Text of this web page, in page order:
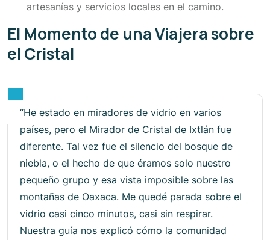
artesanías y servicios locales en el camino.
El Momento de una Viajera sobre
el Cristal
“He estado en miradores de vidrio en varios
países, pero el Mirador de Cristal de Ixtlán fue
diferente. Tal vez fue el silencio del bosque de
niebla, o el hecho de que éramos solo nuestro
pequeño grupo y esa vista imposible sobre las
montañas de Oaxaca. Me quedé parada sobre el
vidrio casi cinco minutos, casi sin respirar.
Nuestra guía nos explicó cómo la comunidad